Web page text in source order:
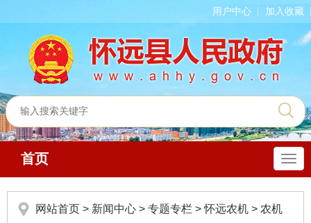
用户中心 加入收藏
导
航
首页
网站首页 > 新闻中心 > 专题专栏 > 怀远农机 > 农机